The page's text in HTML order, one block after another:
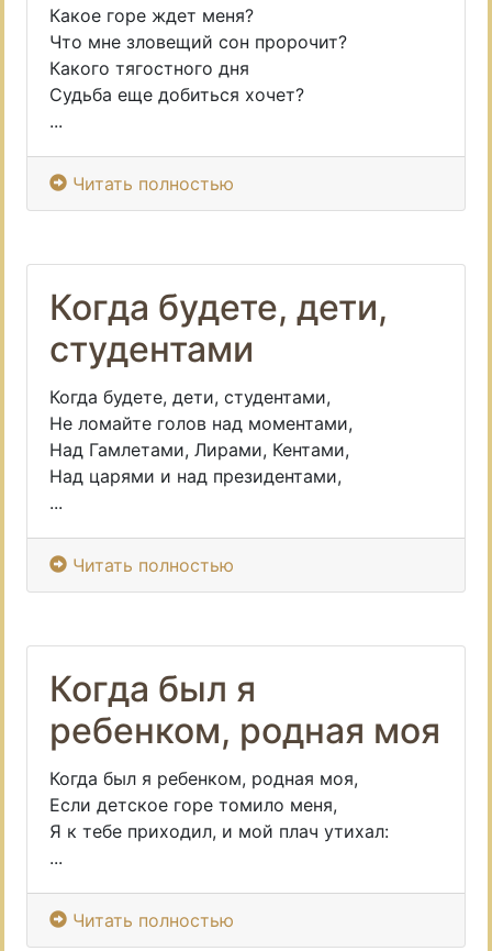
Какое горе ждет меня?
Что мне зловещий сон пророчит?
Какого тягостного дня
Судьба еще добиться хочет?
...
Читать полностью
Когда будете, дети,
студентами
Когда будете, дети, студентами,
Не ломайте голов над моментами,
Над Гамлетами, Лирами, Кентами,
Над царями и над президентами,
...
Читать полностью
Когда был я
ребенком, родная моя
Когда был я ребенком, родная моя,
Если детское горе томило меня,
Я к тебе приходил, и мой плач утихал:
...
Читать полностью